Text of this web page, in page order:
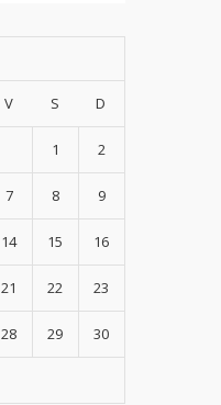
V S D
1 2
7 8 9
14 15 16
21 22 23
28 29 30